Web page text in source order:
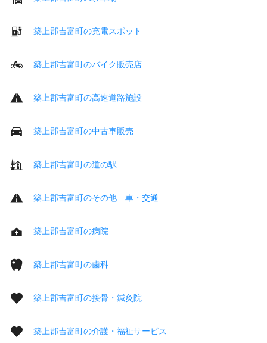
築上郡吉富町の充電スポット
築上郡吉富町のバイク販売店
築上郡吉富町の高速道路施設
築上郡吉富町の中古車販売
築上郡吉富町の道の駅
築上郡吉富町のその他 車・交通
築上郡吉富町の病院
築上郡吉富町の歯科
築上郡吉富町の接骨・鍼灸院
築上郡吉富町の介護・福祉サービス